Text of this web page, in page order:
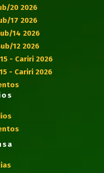
20 2026
17 2026
14 2026
12 2026
- Cariri 2026
- Cariri 2026